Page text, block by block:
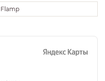
Flamp